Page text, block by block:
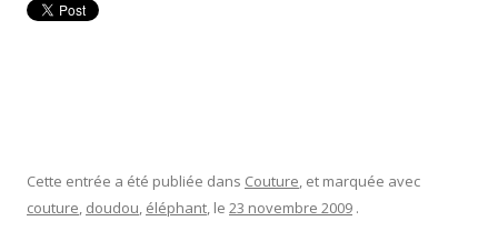
Cette entrée a été publiée dans Couture, et marquée avec
couture, doudou, éléphant, le 23 novembre 2009 .